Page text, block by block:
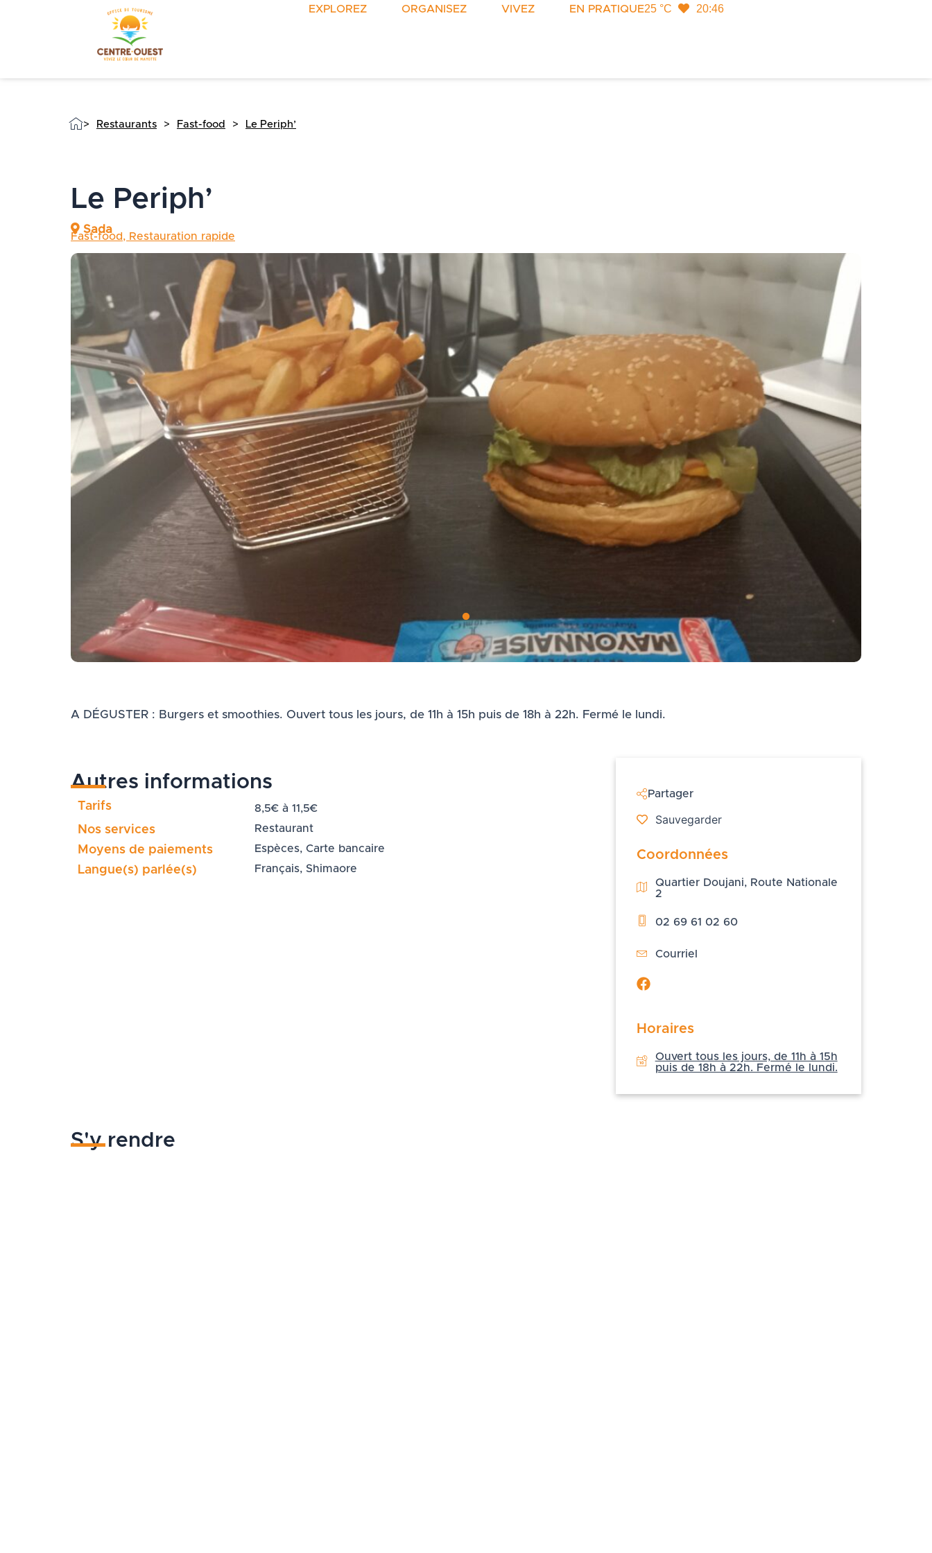
EXPLOREZ ORGANISEZ VIVEZ EN PRATIQUE25 °C 20:46
> Restaurants > Fast-food > Le Periph’
Le Periph’
Sada
Fast-food, Restauration rapide
A DÉGUSTER : Burgers et smoothies. Ouvert tous les jours, de 11h à 15h puis de 18h à 22h. Fermé le lundi.
Autres informations
Tarifs 8,5€ à 11,5€
Nos services Restaurant
Moyens de paiements Espèces, Carte bancaire
Langue(s) parlée(s) Français, Shimaore
Partager
Sauvegarder
Coordonnées
Quartier Doujani, Route Nationale
2
02 69 61 02 60
Courriel
Horaires
Ouvert tous les jours, de 11h à 15h
puis de 18h à 22h. Fermé le lundi.
S'y rendre